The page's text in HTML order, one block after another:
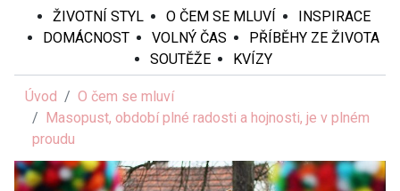
ŽIVOTNÍ STYL O ČEM SE MLUVÍ
INSPIRACE
DOMÁCNOST
VOLNÝ ČAS
PŘÍBĚHY ZE ŽIVOTA
SOUTĚŽE
KVÍZY
Úvod
O čem se mluví
Masopust, období plné radosti a hojnosti, je v plném
proudu